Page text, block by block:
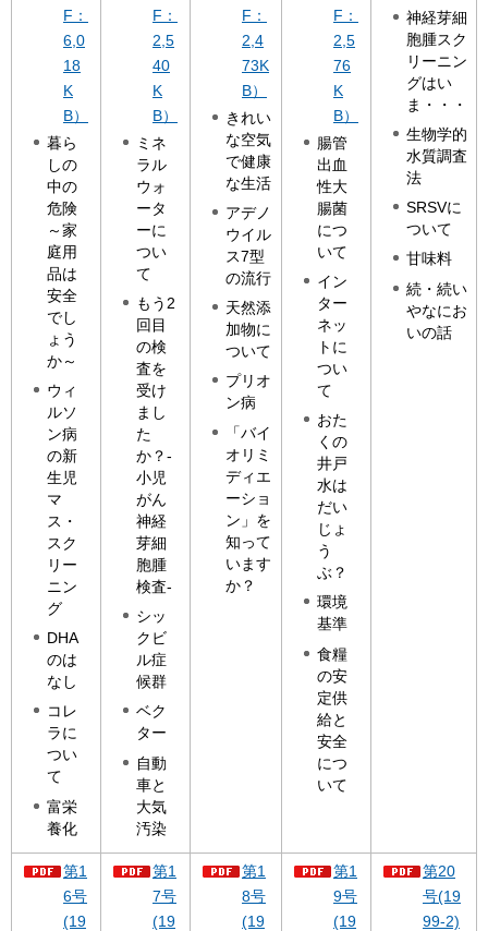
F：
6,0
18
K
B）
暮ら
しの
中の
危険
～家
庭用
品は
安全
でし
ょう
か～
ウィ
ルソ
ン病
の新
生児
マ
ス・
スク
リー
ニン
グ
DHA
のは
なし
コレ
ラに
つい
て
富栄
養化
F：
2,5
40
K
B）
ミネ
ラル
ウォ
ータ
ーに
つい
て
もう2
回目
の検
査を
受け
まし
た
か？-
小児
がん
神経
芽細
胞腫
検査-
シッ
クビ
ル症
候群
ベク
ター
自動
車と
大気
汚染
F：
2,4
73K
B）
きれい
な空気
で健康
な生活
アデノ
ウイル
ス7型
の流行
天然添
加物に
ついて
プリオ
ン病
「バイ
オリミ
ディエ
ーショ
ン」を
知って
います
か？
F：
2,5
76
K
B）
腸管
出血
性大
腸菌
につ
いて
イン
ター
ネッ
トに
つい
て
おた
くの
井戸
水は
だい
じょ
う
ぶ？
環境
基準
食糧
の安
定供
給と
安全
につ
いて
神経芽細
胞腫スク
リーニン
グはい
ま・・・
生物学的
水質調査
法
SRSVに
ついて
甘味料
続・続い
やなにお
いの話
第1
6号
(19
第1
7号
(19
第1
8号
(19
第1
9号
(19
第20
号(19
99-2)